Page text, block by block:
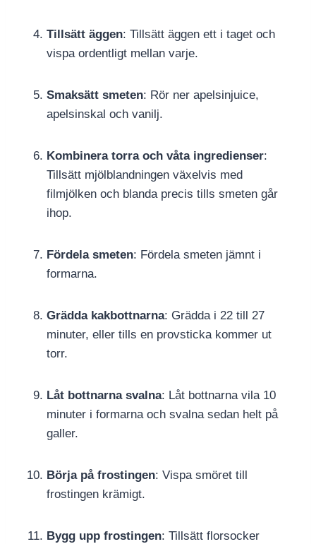
Tillsätt äggen: Tillsätt äggen ett i taget och
vispa ordentligt mellan varje.
Smaksätt smeten: Rör ner apelsinjuice,
apelsinskal och vanilj.
Kombinera torra och våta ingredienser:
Tillsätt mjölblandningen växelvis med
filmjölken och blanda precis tills smeten går
ihop.
Fördela smeten: Fördela smeten jämnt i
formarna.
Grädda kakbottnarna: Grädda i 22 till 27
minuter, eller tills en provsticka kommer ut
torr.
Låt bottnarna svalna: Låt bottnarna vila 10
minuter i formarna och svalna sedan helt på
galler.
Börja på frostingen: Vispa smöret till
frostingen krämigt.
Bygg upp frostingen: Tillsätt florsocker